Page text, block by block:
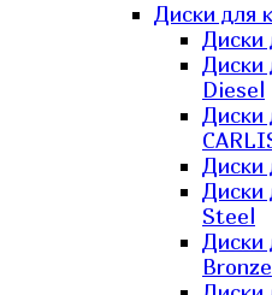
Диски для
Диски
Диски
Diesel
Диски
Диски
Диски
Steel
Диски
Bronze